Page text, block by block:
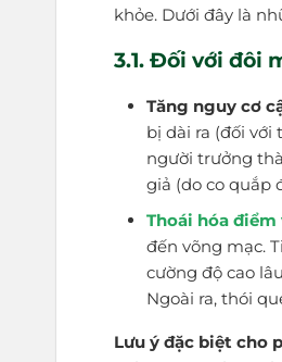
khỏe. Dưới đây là
3.1. Đối với đôi
Tăng nguy cơ
bị dài ra (đối với
người trưởng
giả (do co quắp
Thoái hóa điểm
đến võng mạc.
cường độ cao
Ngoài ra, thói
Lưu ý đặc biệt cho